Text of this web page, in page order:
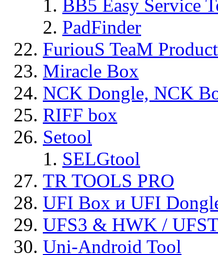
BB5 Easy Service
PadFinder
FuriouS TeaM
Miracle Box
NCK Dongle, NCK
RIFF box
Setool
SELGtool
TR TOOLS PRO
UFI Box и UFI
UFS3 & HWK /
Uni-Android Tool